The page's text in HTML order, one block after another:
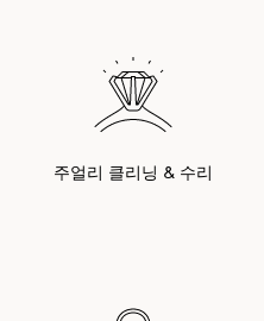
주얼리 클리닝 & 수리